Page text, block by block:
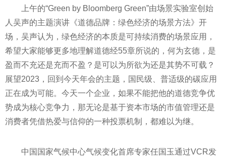
上午的“Green by Bloomberg Green”由场景实验室创始
人吴声的主题演讲《道德品牌：绿色经济的场景方法》开
场，吴声认为，绿色经济的本质是可持续消费的场景应用，
希望大家能够更多地理解道德经55章所说的，何为玄德，是
盈而不充还是充而不盈？是可以为所欲为还是其势不可载？
展望2023，回到今天年会的主题，国民级、普适级的碳应用
正在成为可能。今天一个企业，如果不能把他的道德竞争优
势成为核心竞争力，那无论是基于资本市场的市值管理还是
消费者凭借热爱与信仰的一种投票机制，都难以为继。
中国 国家气候中心气候变化首席专家任国玉通过VCR发